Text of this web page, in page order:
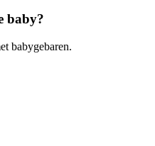
baby?
babygebaren.